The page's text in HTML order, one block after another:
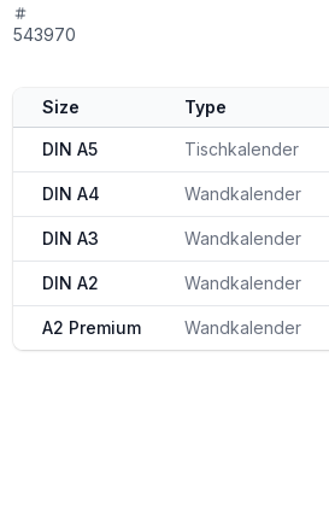
543970
Size Type
DIN A5 Tischkalender
DIN A4 Wandkalender
DIN A3 Wandkalender
DIN A2 Wandkalender
A2 Premium Wandkalender